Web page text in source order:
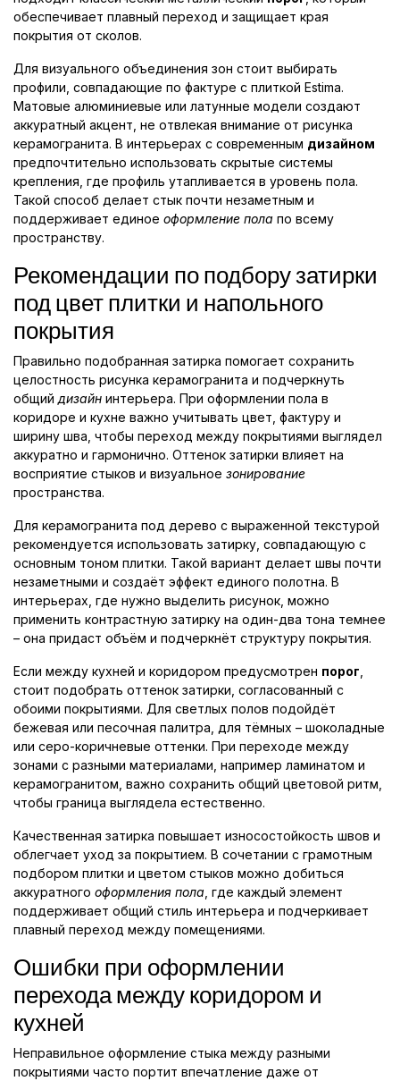
обеспечивает плавный переход и защищает края
покрытия от сколов.
Для визуального объединения зон стоит выбирать
профили, совпадающие по фактуре с плиткой Estima.
Матовые алюминиевые или латунные модели создают
аккуратный акцент, не отвлекая внимание от рисунка
керамогранита. В интерьерах с современным дизайном
предпочтительно использовать скрытые системы
крепления, где профиль утапливается в уровень пола.
Такой способ делает стык почти незаметным и
поддерживает единое оформление пола по всему
пространству.
Рекомендации по подбору затирки
под цвет плитки и напольного
покрытия
Правильно подобранная затирка помогает сохранить
целостность рисунка керамогранита и подчеркнуть
общий дизайн интерьера. При оформлении пола в
коридоре и кухне важно учитывать цвет, фактуру и
ширину шва, чтобы переход между покрытиями выглядел
аккуратно и гармонично. Оттенок затирки влияет на
восприятие стыков и визуальное зонирование
пространства.
Для керамогранита под дерево с выраженной текстурой
рекомендуется использовать затирку, совпадающую с
основным тоном плитки. Такой вариант делает швы почти
незаметными и создаёт эффект единого полотна. В
интерьерах, где нужно выделить рисунок, можно
применить контрастную затирку на один-два тона темнее
– она придаст объём и подчеркнёт структуру покрытия.
Если между кухней и коридором предусмотрен порог
стоит подобрать оттенок затирки, согласованный с
обоими покрытиями. Для светлых полов подойдёт
бежевая или песочная палитра, для тёмных – шоколадные
или серо-коричневые оттенки. При переходе между
зонами с разными материалами, например ламинатом и
керамогранитом, важно сохранить общий цветовой ритм,
чтобы граница выглядела естественно.
Качественная затирка повышает износостойкость швов и
облегчает уход за покрытием. В сочетании с грамотным
подбором плитки и цветом стыков можно добиться
аккуратного оформления пола , где каждый элемент
поддерживает общий стиль интерьера и подчеркивает
плавный переход между помещениями.
Ошибки при оформлении
перехода между коридором и
кухней
Неправильное оформление стыка между разными
покрытиями часто портит впечатление даже от